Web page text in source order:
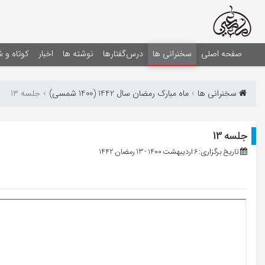
صفحه اصلی سخنرانی ها درس‌گفتارها نوشته ها اخبار کوتاه و
سخنرانی ها ماه مبارک رمضان سال 1442 (1400 شمسی) جلسه 13
جلسه 13
تاریخ برگزاری: 6 اردیبهشت 1400 - 13 رمضان 1442